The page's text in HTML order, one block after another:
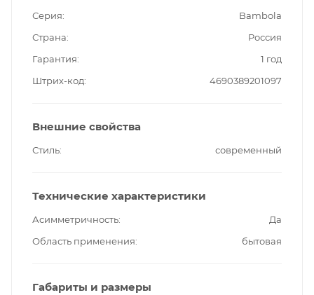
Серия
Bambola
Страна
Россия
Гарантия
1 год
Штрих-код
4690389201097
Внешние свойства
Стиль современный
Технические характеристики
Асимметричность
Да
Область применения
бытовая
Габариты и размеры